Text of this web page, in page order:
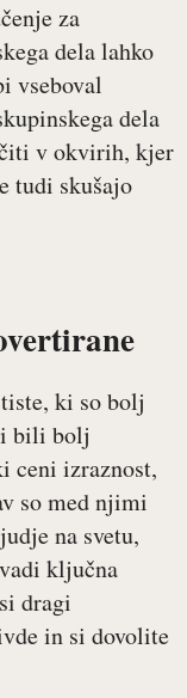
za
dela lahko
vseboval
dela
v okvirih, kjer
tudi skušajo
ki so bolj
bili bolj
ceni izraznost,
so med njimi
na svetu,
ključna
dragi
in si dovolite